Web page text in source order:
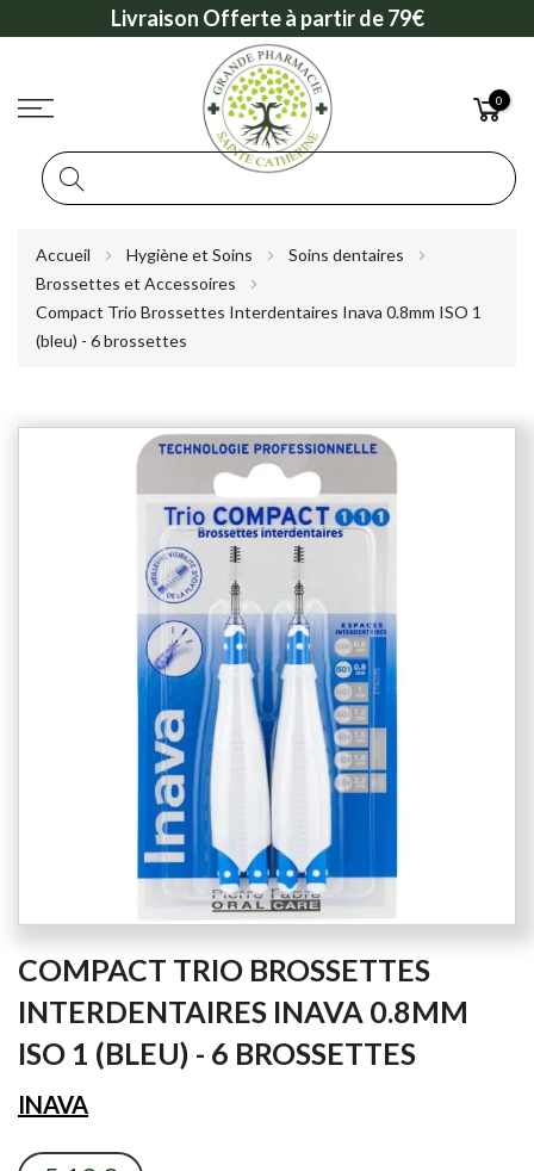
Livraison Offerte à partir de 79€
0
Accueil Hygiène et Soins
Soins dentaires
Brossettes et Accessoires
Compact Trio Brossettes Interdentaires Inava 0.8mm ISO 1
(bleu) - 6 brossettes
to
beginning
of
images
COMPACT TRIO BROSSETTES
INTERDENTAIRES INAVA 0.8MM
ISO 1 (BLEU) - 6 BROSSETTES
INAVA